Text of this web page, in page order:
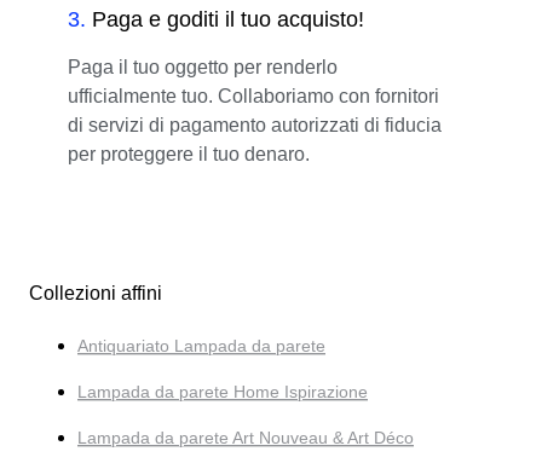
3. Paga e goditi il tuo acquisto!
Paga il tuo oggetto per renderlo
ufficialmente tuo. Collaboriamo con fornitori
di servizi di pagamento autorizzati di fiducia
per proteggere il tuo denaro.
Collezioni affini
Antiquariato Lampada da parete
Lampada da parete Home Ispirazione
Lampada da parete Art Nouveau & Art Déco